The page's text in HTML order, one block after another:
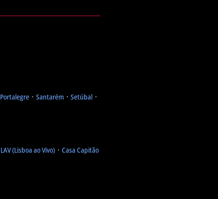
Portalegre ᛫ Santarém ᛫ Setúbal ᛫
LAV (Lisboa ao Vivo) ᛫ Casa Capitão